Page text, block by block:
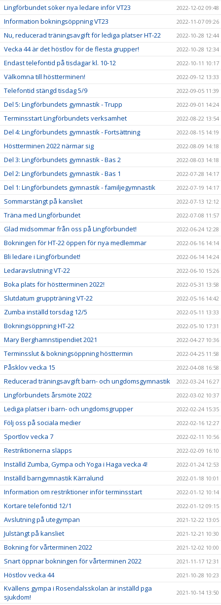
Lingförbundet söker nya ledare inför VT23 2022-12-02 09:48
Information bokningsöppning VT23 2022-11-07 09:26
Nu, reducerad träningsavgift för lediga platser HT-22 2022-10-28 12:44
Vecka 44 är det höstlov för de flesta grupper! 2022-10-28 12:34
Endast telefontid på tisdagar kl. 10-12 2022-10-11 10:17
Välkomna till höstterminen! 2022-09-12 13:33
Telefontid stängd tisdag 5/9 2022-09-05 11:39
Del 5: Lingförbundets gymnastik - Trupp 2022-09-01 14:24
Terminsstart Lingförbundets verksamhet 2022-08-22 13:54
Del 4: Lingförbundets gymnastik - Fortsättning 2022-08-15 14:19
Höstterminen 2022 närmar sig 2022-08-09 14:18
Del 3: Lingförbundets gymnastik - Bas 2 2022-08-03 14:18
Del 2: Lingförbundets gymnastik - Bas 1 2022-07-28 14:17
Del 1: Lingförbundets gymnastik - familjegymnastik 2022-07-19 14:17
Sommarstängt på kansliet 2022-07-13 12:12
Träna med Lingförbundet 2022-07-08 11:57
Glad midsommar från oss på Lingförbundet! 2022-06-24 12:28
Bokningen för HT-22 öppen för nya medlemmar 2022-06-16 14:14
Bli ledare i Lingförbundet! 2022-06-14 14:24
Ledaravslutning VT-22 2022-06-10 15:26
Boka plats för höstterminen 2022! 2022-05-31 13:58
Slutdatum gruppträning VT-22 2022-05-16 14:42
Zumba inställd torsdag 12/5 2022-05-11 13:33
Bokningsöppning HT-22 2022-05-10 17:31
Mary Berghamnstipendiet 2021 2022-04-27 10:36
Terminsslut & bokningsöppning hösttermin 2022-04-25 11:58
Påsklov vecka 15 2022-04-08 16:58
Reducerad träningsavgift barn- och ungdomsgymnastik 2022-03-24 16:27
Lingförbundets årsmöte 2022 2022-03-02 10:37
Lediga platser i barn- och ungdomsgrupper 2022-02-24 15:35
Följ oss på sociala medier 2022-02-16 12:27
Sportlov vecka 7 2022-02-11 10:56
Restriktionerna släpps 2022-02-09 16:10
Inställd Zumba, Gympa och Yoga i Haga vecka 4! 2022-01-24 12:53
Inställd barngymnastik Kärralund 2022-01-18 10:01
Information om restriktioner inför terminsstart 2022-01-12 10:14
Kortare telefontid 12/1 2022-01-12 09:15
Avslutning på utegympan 2021-12-22 13:05
Julstängt på kansliet 2021-12-21 10:30
Bokning för vårterminen 2022 2021-12-02 10:00
Snart öppnar bokningen för vårterminen 2022 2021-11-17 12:31
Höstlov vecka 44 2021-10-28 10:23
Kvällens gympa i Rosendalsskolan är inställd pga
sjukdom!
2021-10-14 13:50